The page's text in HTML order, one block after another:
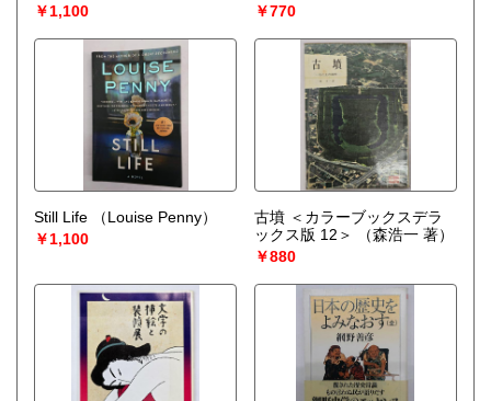
￥1,100
￥770
Still Life
（Louise Penny）
￥1,100
古墳 ＜カラーブックスデラ
ックス版 12＞
（森浩一 著）
￥880